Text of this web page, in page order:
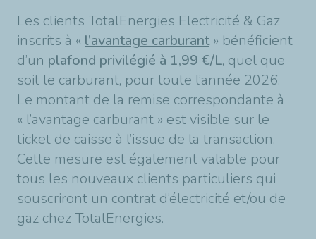
Les clients TotalEnergies Electricité & Gaz
inscrits à « l’avantage carburant» bénéficient
d’un plafond privilégié à 1,99 €/L, quel que
soit le carburant, pour toute l’année 2026.
Le montant de la remise correspondante à
« l’avantage carburant » est visible sur le
ticket de caisse à l’issue de la transaction.
Cette mesure est également valable pour
tous les nouveaux clients particuliers qui
souscriront un contrat d’électricité et/ou de
gaz chez TotalEnergies.